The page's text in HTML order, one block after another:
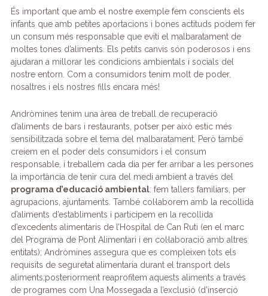
És important que amb el nostre exemple fem conscients els
infants que amb petites aportacions i bones actituds podem fer
un consum més responsable que eviti el malbaratament de
moltes tones d’aliments. Els petits canvis són poderosos i ens
ajudaran a millorar les condicions ambientals i socials del
nostre entorn. Com a consumidors tenim molt de poder,
nosaltres i els nostres fills encara més!
Andròmines tenim una àrea de treball de recuperació
d’aliments de bars i restaurants, potser per això estic més
sensibilitzada sobre el tema del malbaratament. Però també
creiem en el poder dels consumidors i el consum
responsable, i treballem cada dia per fer arribar a les persones
la importància de tenir cura del medi ambient a través del
programa d’educació ambiental: fem tallers familiars, per
agrupacions, ajuntaments. També col·laborem amb la recollida
d’aliments d’establiments i participem en la recollida
d’excedents alimentaris de l’Hospital de Can Ruti (en el marc
del Programa de Pont Alimentari i en col·laboració amb altres
entitats); Andròmines assegura que es compleixen tots els
requisits de seguretat alimentaria durant el transport dels
aliments;posteriorment reaprofitem aquests aliments a través
de programes com Una Mossegada a l’exclusió (d’inserció